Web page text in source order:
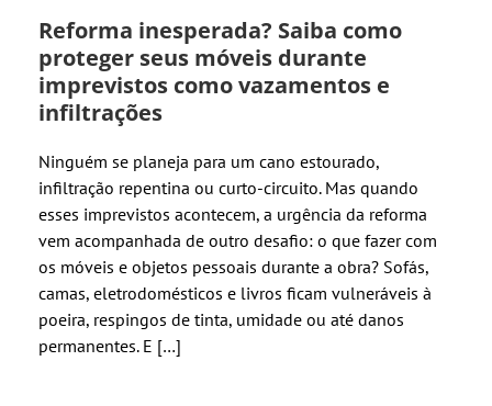
Reforma inesperada? Saiba como
proteger seus móveis durante
imprevistos como vazamentos e
infiltrações
Ninguém se planeja para um cano estourado,
infiltração repentina ou curto-circuito. Mas quando
esses imprevistos acontecem, a urgência da reforma
vem acompanhada de outro desafio: o que fazer com
os móveis e objetos pessoais durante a obra? Sofás,
camas, eletrodomésticos e livros ficam vulneráveis à
poeira, respingos de tinta, umidade ou até danos
permanentes. E […]